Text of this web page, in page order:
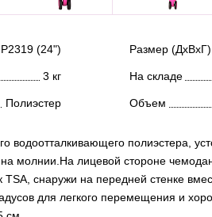
Р2319 (24") Размер (ДхВхГ)
3 кг На складе
Полиэстер Объем
полиэстера,
молнии.На лицевой стороне
снаружи на передней стенке
для легкого перемещения и